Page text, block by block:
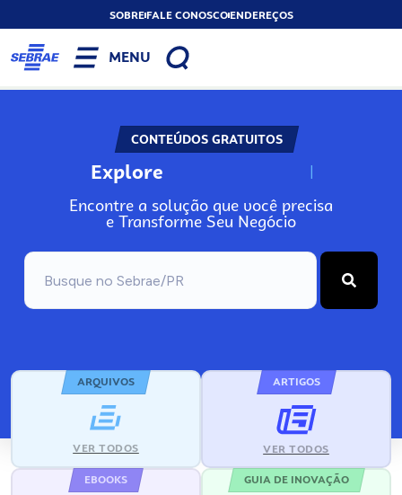
SOBREFALE CONOSCOENDEREÇOS
MENU
CONTEÚDOS GRATUITOS
Explore N
Encontre a solução que você precisa
e Transforme Seu Negócio
ARQUIVOS
VER TODOS
ARTIGOS
VER TODOS
EBOOKS GUIA DE INOVAÇÃO